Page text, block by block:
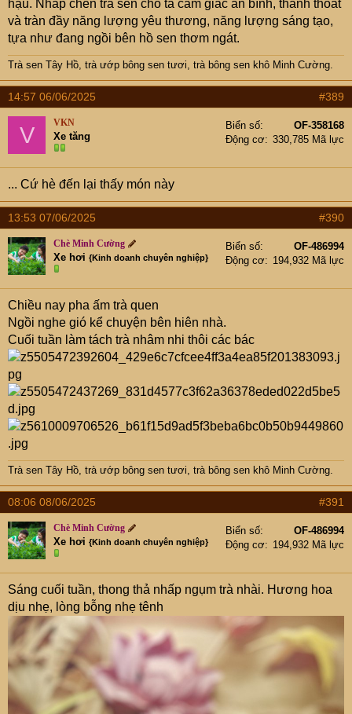
hậu. Nhấp chén trà sen cho ta cảm giác an bình, thanh thoát
và tràn đầy năng lượng yêu thương, năng lượng sáng tạo,
tựa như đang ngồi bên hồ sen thơm ngát.
Trà sen Tây Hồ, trà ướp bông sen tươi, trà bông sen khô Minh Cường.
14:57 06/06/2025 #389
V VKN
Xe tăng
Biển số
OF-358168
Động cơ
330,785 Mã lực
... Cứ hè đến lại thấy món này
13:53 07/06/2025 #390
Chè Minh Cường
Xe hơi {Kinh doanh chuyên nghiệp}
Biển số
OF-486994
Động cơ
194,932 Mã lực
Chiều nay pha ấm trà quen
Ngồi nghe gió kể chuyện bên hiên nhà.
Cuối tuần làm tách trà nhâm nhi thôi các bác
Trà sen Tây Hồ, trà ướp bông sen tươi, trà bông sen khô Minh Cường.
08:06 08/06/2025 #391
Chè Minh Cường
Xe hơi {Kinh doanh chuyên nghiệp}
Biển số
OF-486994
Động cơ
194,932 Mã lực
Sáng cuối tuần, thong thả nhấp ngụm trà nhài. Hương hoa
dịu nhẹ, lòng bỗng nhẹ tênh